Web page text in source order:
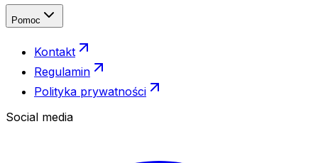
Pomoc
Kontakt
Regulamin
Polityka prywatności
Social media